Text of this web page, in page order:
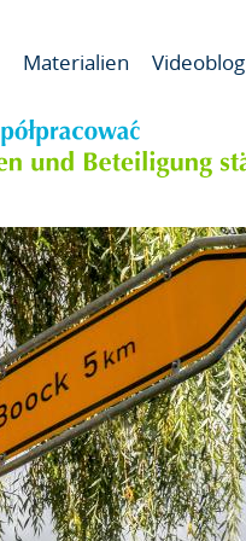
Od
Materialien Videoblog